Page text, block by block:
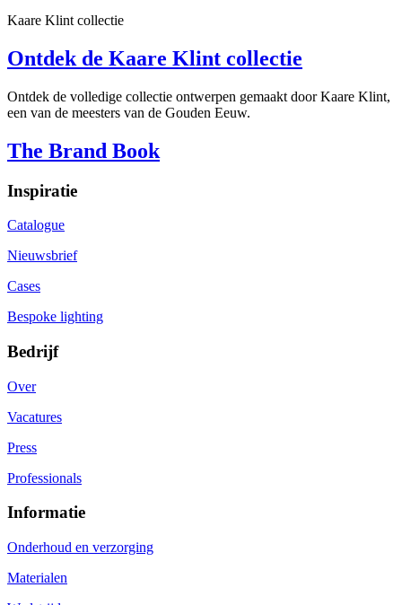
Kaare Klint collectie
Ontdek de Kaare Klint collectie
Ontdek de volledige collectie ontwerpen gemaakt door Kaare Klint,
een van de meesters van de Gouden Eeuw.
The Brand Book
Inspiratie
Catalogue
Nieuwsbrief
Cases
Bespoke lighting
Bedrijf
Over
Vacatures
Press
Professionals
Informatie
Onderhoud en verzorging
Materialen